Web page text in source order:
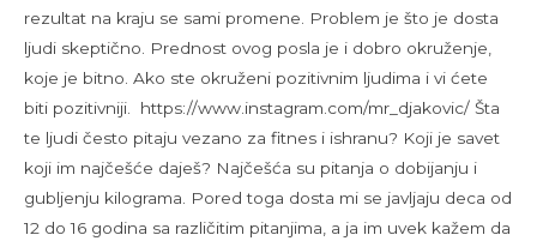
rezultat na kraju se sami promene. Problem je što je dosta
ljudi skeptično. Prednost ovog posla je i dobro okruženje,
koje je bitno. Ako ste okruženi pozitivnim ljudima i vi ćete
biti pozitivniji. https://www.instagram.com/mr_djakovic/ Šta
te ljudi često pitaju vezano za fitnes i ishranu? Koji je savet
koji im najčešće daješ? Najčešća su pitanja o dobijanju i
gubljenju kilograma. Pored toga dosta mi se javljaju deca od
12 do 16 godina sa različitim pitanjima, a ja im uvek kažem da